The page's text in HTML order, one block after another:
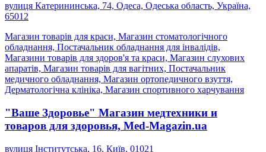
вулиця Катерининська, 74, Одеса, Одеська область, Україна,
65012
Магазин товарів для краси, Магазин стоматологічного
обладнання, Постачальник обладнання для інвалідів,
Магазини товарів для здоров'я та краси, Магазин слухових
апаратів, Магазин товарів для вагітних, Постачальник
медичного обладнання, Магазин ортопедичного взуття,
Дерматологічна клініка, Магазин спортивного харчування
"Ваше Здоровье" Магазин медтехники и
товаров для здоровья, Med-Magazin.ua
вулиця Інститутська, 16, Київ, 01021